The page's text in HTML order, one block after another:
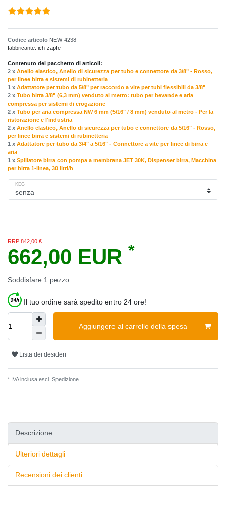
Codice articolo NEW-4238
fabbricante: ich-zapfe
Contenuto del pacchetto di articoli:
2 x Anello elastico, Anello di sicurezza per tubo e connettore da 3/8" - Rosso,
per linee birra e sistemi di rubinetteria
1 x Adattatore per tubo da 5/8" per raccordo a vite per tubi flessibili da 3/8"
2 x Tubo birra 3/8" (6,3 mm) venduto al metro: tubo per bevande e aria
compressa per sistemi di erogazione
2 x Tubo per aria compressa NW 6 mm (5/16" / 8 mm) venduto al metro - Per la
ristorazione e l'industria
2 x Anello elastico, Anello di sicurezza per tubo e connettore da 5/16" - Rosso,
per linee birra e sistemi di rubinetteria
1 x Adattatore per tubo da 3/4" a 5/16" - Connettore a vite per linee di birra e
aria
1 x Spillatore birra con pompa a membrana JET 30K, Dispenser birra, Macchina
per birra 1-linea, 30 litri/h
KEG
RRP 842,00 €
662,00 EUR *
Soddisfare 1 pezzo
Il tuo ordine sarà spedito entro 24 ore!
Aggiungere al carrello della spesa
Lista dei desideri
* IVA inclusa escl. Spedizione
Descrizione
Ulteriori dettagli
Recensioni dei clienti